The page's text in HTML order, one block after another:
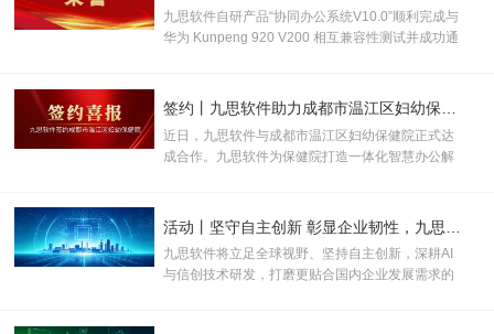
九思软件自研产品“协同办公系统V10.0”顺利完成与
华为 Kunpeng 920 V200 相互兼容性测试并成功通
用权”。
近日，九思软件与成都市温江区妇幼保健院正式达
成合作。九思软件为保健院打造一体化智慧办公解
疗服务向数字化、规范化、智能化升级。
九思软件将立足全球视野、坚持自主创新，深耕AI
与信创技术研发，打磨更贴合国内企业发展需求的